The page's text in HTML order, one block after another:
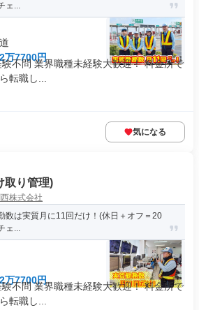
ェ...
万7700円
不問 業界職種未経験大歓迎！ 料金所で
転職し...
気になる
取り管理)
株式会社
数は実質月に11回だけ！(休日＋オフ＝20
ェ...
万7700円
不問 業界職種未経験大歓迎！ 料金所で
転職し...